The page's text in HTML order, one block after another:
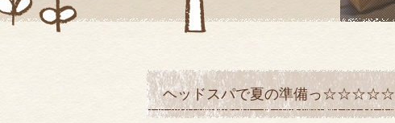
ヘッドスパで夏の準備っ☆☆☆☆☆